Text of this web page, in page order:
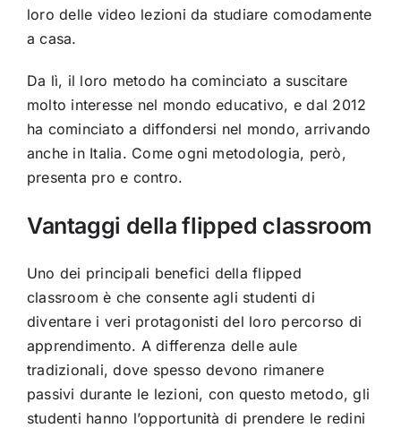
loro delle video lezioni da studiare comodamente
a casa.
Da lì, il loro metodo ha cominciato a suscitare
molto interesse nel mondo educativo, e dal 2012
ha cominciato a diffondersi nel mondo, arrivando
anche in Italia. Come ogni metodologia, però,
presenta pro e contro.
Vantaggi della flipped classroom
Uno dei principali benefici della flipped
classroom è che consente agli studenti di
diventare i veri protagonisti del loro percorso di
apprendimento. A differenza delle aule
tradizionali, dove spesso devono rimanere
passivi durante le lezioni, con questo metodo, gli
studenti hanno l’opportunità di prendere le redini